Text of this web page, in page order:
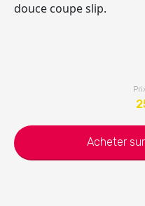
douce coupe slip.
Acheter sur